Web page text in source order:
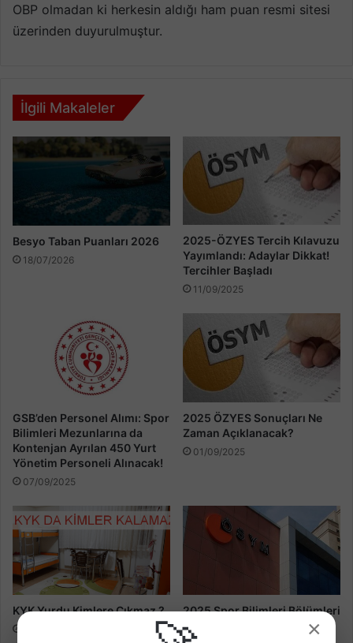
×
OBP olmadan ki herkesin aldığı ham puan resmi sitesi
üzerinden duyurulmuştur.
İlgili Makaleler
Besyo Taban Puanları 2026
18/07/2026
2025-ÖZYES Tercih Kılavuzu
Yayımlandı: Adaylar Dikkat!
Tercihler Başladı
11/09/2025
GSB’den Personel Alımı: Spor
Bilimleri Mezunlarına da
Kontenjan Ayrılan 450 Yurt
Yönetim Personeli Alınacak!
07/09/2025
2025 ÖZYES Sonuçları Ne
Zaman Açıklanacak?
01/09/2025
KYK Yurdu Kimlere Çıkmaz ?
2025 Spor Bilimleri Bölümleri
Analizi, Spor Yöneticiliği,